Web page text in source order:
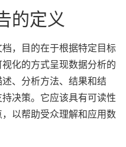
的定义
，目的在于根据特定目标
化的方式呈现数据分析的
、分析方法、结果和结
决策。它应该具有可读性
以帮助受众理解和应用数